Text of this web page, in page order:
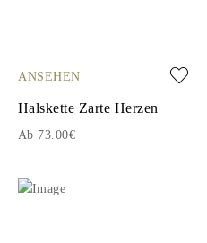
ANSEHEN
Halskette Zarte Herzen
Ab 73.00€